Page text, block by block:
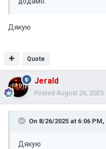
Дякую
Quote
Jerald
Posted August 26, 2025
On 8/26/2025 at 6:06 PM,
Дякую